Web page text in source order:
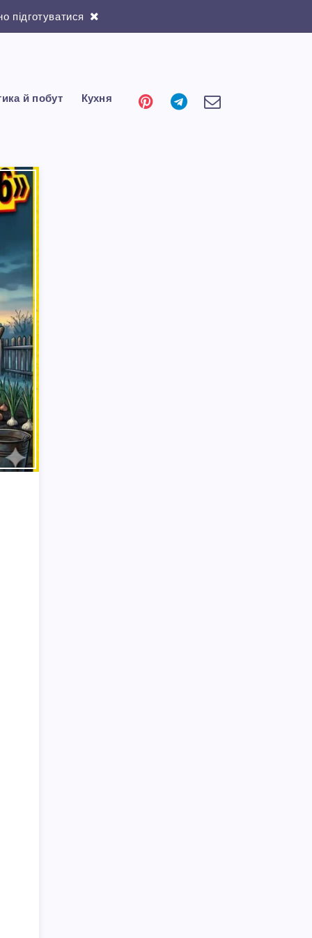
підготуватися
й побут Кухня